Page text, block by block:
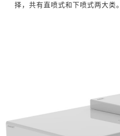
择，共有直喷式和下喷式两大类。